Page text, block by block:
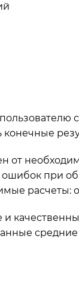
от
при